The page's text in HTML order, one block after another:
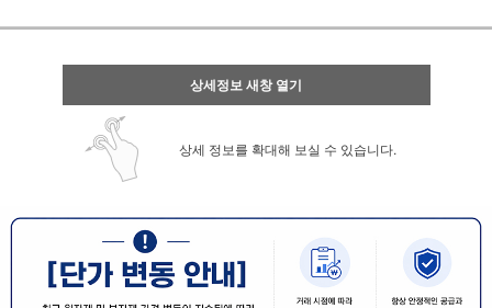
상세정보 새창 열기
상세 정보를 확대해 보실 수 있습니다.